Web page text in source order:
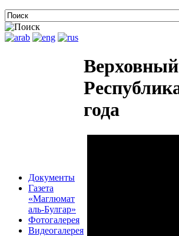
Документы
Газета
«Маглюмат
аль-Булгар»
Фотогалерея
Видеогалерея
года